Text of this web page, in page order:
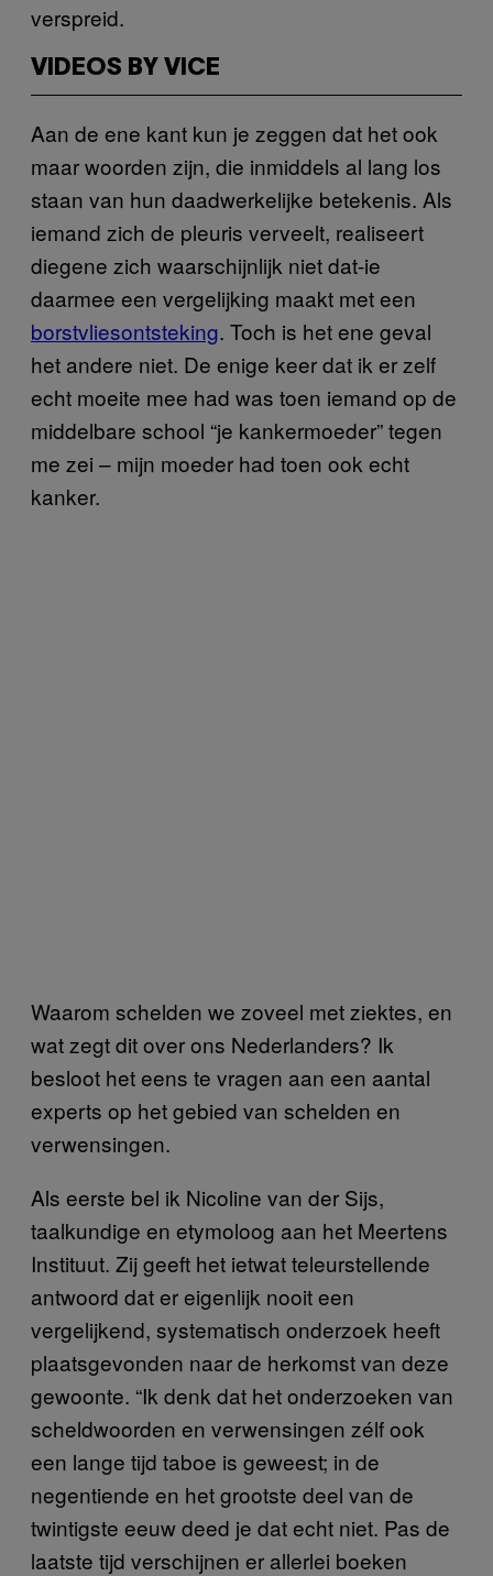
verspreid.
VIDEOS BY VICE
Aan de ene kant kun je zeggen dat het ook
maar woorden zijn, die inmiddels al lang los
staan van hun daadwerkelijke betekenis. Als
iemand zich de pleuris verveelt, realiseert
diegene zich waarschijnlijk niet dat-ie
daarmee een vergelijking maakt met een
borstvliesontsteking. Toch is het ene geval
het andere niet. De enige keer dat ik er zelf
echt moeite mee had was toen iemand op de
middelbare school “je kankermoeder” tegen
me zei – mijn moeder had toen ook echt
kanker.
Waarom schelden we zoveel met ziektes, en
wat zegt dit over ons Nederlanders? Ik
besloot het eens te vragen aan een aantal
experts op het gebied van schelden en
verwensingen.
Als eerste bel ik Nicoline van der Sijs,
taalkundige en etymoloog aan het Meertens
Instituut. Zij geeft het ietwat teleurstellende
antwoord dat er eigenlijk nooit een
vergelijkend, systematisch onderzoek heeft
plaatsgevonden naar de herkomst van deze
gewoonte. “Ik denk dat het onderzoeken van
scheldwoorden en verwensingen zélf ook
een lange tijd taboe is geweest; in de
negentiende en het grootste deel van de
twintigste eeuw deed je dat echt niet. Pas de
laatste tijd verschijnen er allerlei boeken